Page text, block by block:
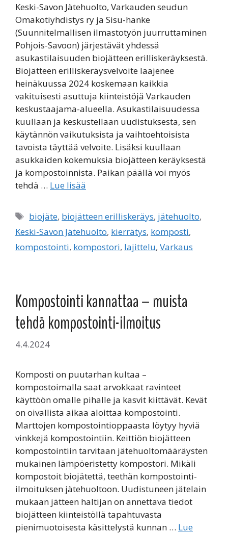
Keski-Savon Jätehuolto, Varkauden seudun
Omakotiyhdistys ry ja Sisu-hanke
(Suunnitelmallisen ilmastotyön juurruttaminen
Pohjois-Savoon) järjestävät yhdessä
asukastilaisuuden biojätteen erilliskeräyksestä.
Biojätteen erilliskeräysvelvoite laajenee
heinäkuussa 2024 koskemaan kaikkia
vakituisesti asuttuja kiinteistöjä Varkauden
keskustaajama-alueella. Asukastilaisuudessa
kuullaan ja keskustellaan uudistuksesta, sen
käytännön vaikutuksista ja vaihtoehtoisista
tavoista täyttää velvoite. Lisäksi kuullaan
asukkaiden kokemuksia biojätteen keräyksestä
ja kompostoinnista. Paikan päällä voi myös
tehdä … Lue lisää
Avainsanat
biojäte, biojätteen erilliskeräys, jätehuolto,
Keski-Savon Jätehuolto, kierrätys, komposti,
kompostointi, kompostori, lajittelu, Varkaus
Kompostointi kannattaa – muista
tehdä kompostointi-ilmoitus
4.4.2024
Komposti on puutarhan kultaa –
kompostoimalla saat arvokkaat ravinteet
käyttöön omalle pihalle ja kasvit kiittävät. Kevät
on oivallista aikaa aloittaa kompostointi.
Marttojen kompostointioppaasta löytyy hyviä
vinkkejä kompostointiin. Keittiön biojätteen
kompostointiin tarvitaan jätehuoltomääräysten
mukainen lämpöeristetty kompostori. Mikäli
kompostoit biojätettä, teethän kompostointi-
ilmoituksen jätehuoltoon. Uudistuneen jätelain
mukaan jätteen haltijan on annettava tiedot
biojätteen kiinteistöllä tapahtuvasta
pienimuotoisesta käsittelystä kunnan … Lue